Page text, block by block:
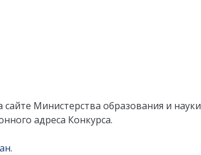
Министерства образования и науки
адреса Конкурса.